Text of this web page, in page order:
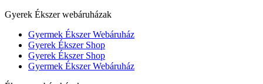
Gyerek Ékszer webáruházak
Gyermek Ékszer Webáruház
Gyerek Ékszer Shop
Gyerek Ékszer Shop
Gyermek Ékszer Webáruház